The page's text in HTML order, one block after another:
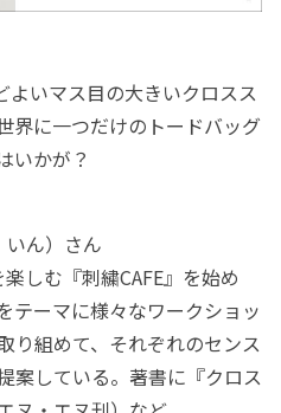
いマス目の大きいクロスス
界に一つだけのトードバッグ
いかが？
ん）さん
しむ『刺繍CAFE』を始め
テーマに様々なワークショッ
り組めて、それぞれのセンス
案している。著書に『クロス